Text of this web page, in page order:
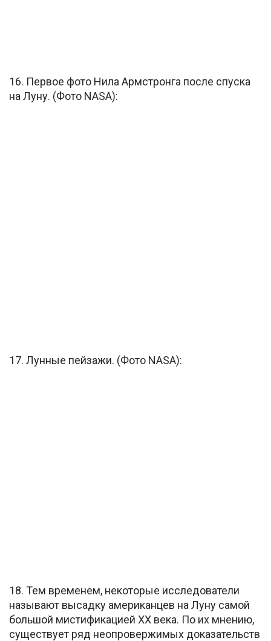
16. Первое фото Нила Армстронга после спуска
на Луну. (Фото NASA):
17. Лунные пейзажи. (Фото NASA):
18. Тем временем, некоторые исследователи
называют высадку американцев на Луну самой
большой мистификацией XX века. По их мнению,
существует ряд неопровержимых доказательств